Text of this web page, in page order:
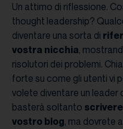
Un attimo di riflessione.
thought leadership?
diventare una sorta di
vostra nicchia,
risolutori dei problemi.
forte su come gli utenti vi
volete diventare un leader
basterà soltanto
vostro blog, ma dovrete